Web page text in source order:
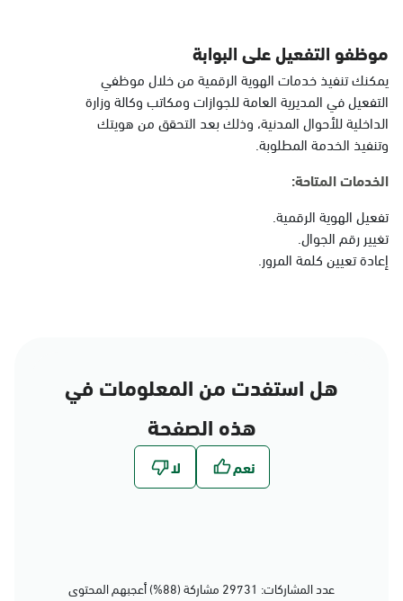
الدمام, الدمام أحوال
الشاطئ مول قسم النساء
الأحد - الخميس (08:00-14:30)
التوجه للموقع
التوجه للموقع
الدمام, الدمام - الشاطئ
مول
موظفو التفعيل على البوابة
يمكنك تنفيذ خدمات الهوية الرقمية من خلال موظفي
التفعيل في المديرية العامة للجوازات ومكاتب وكالة وزارة
الداخلية للأحوال المدنية، وذلك بعد التحقق من هويتك
وتنفيذ الخدمة المطلوبة.
الخدمات المتاحة:
تفعيل الهوية الرقمية.
تغيير رقم الجوال.
إعادة تعيين كلمة المرور.
هل استفدت من المعلومات في
هذه الصفحة
عدد المشاركات: 29731 مشاركة (88%) أعجبهم المحتوى